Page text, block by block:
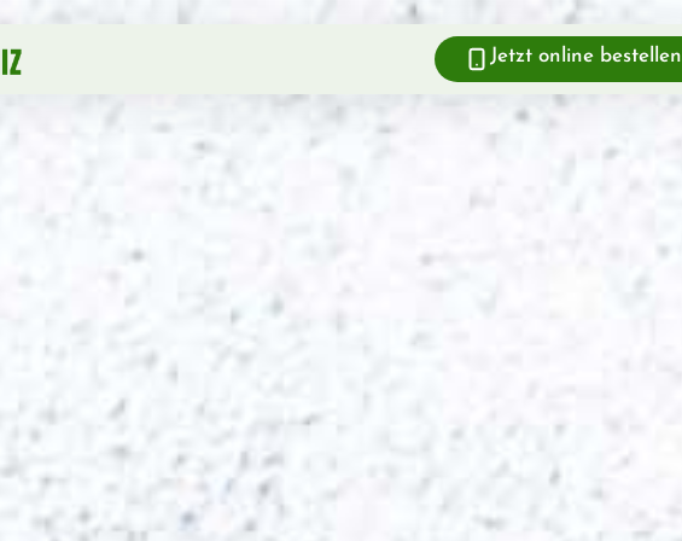
Jetzt online bestellen